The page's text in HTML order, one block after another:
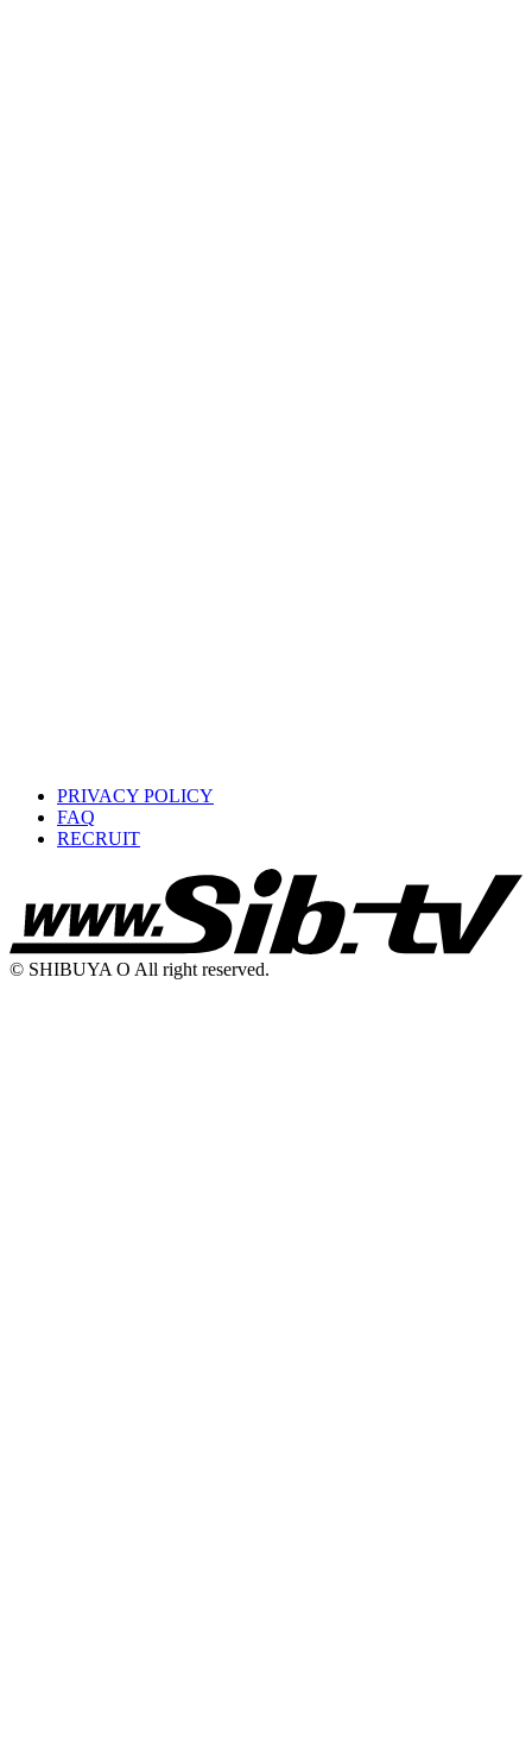
PRIVACY POLICY
FAQ
RECRUIT
© SHIBUYA O All right reserved.